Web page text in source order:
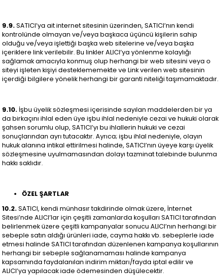
9.9.SATICI’ya ait internet sitesinin üzerinden, SATICI’nın kendi
kontrolünde olmayan ve/veya başkaca üçüncü kişilerin sahip
olduğu ve/veya işlettiği başka web sitelerine ve/veya başka
içeriklere link verilebilir. Bu linkler ALICI’ya yönlenme kolaylığı
sağlamak amacıyla konmuş olup herhangi bir web sitesini veya o
siteyi işleten kişiyi desteklememekte ve Link verilen web sitesinin
içerdiği bilgilere yönelik herhangi bir garanti niteliği taşımamaktadır.
9.10. İşbu üyelik sözleşmesi içerisinde sayılan maddelerden bir ya
da birkaçını ihlal eden üye işbu ihlal nedeniyle cezai ve hukuki olarak
şahsen sorumlu olup, SATICI’yı bu ihlallerin hukuki ve cezai
sonuçlarından ayrı tutacaktır. Ayrıca; işbu ihlal nedeniyle, olayın
hukuk alanına intikal ettirilmesi halinde, SATICI’nın üyeye karşı üyelik
sözleşmesine uyulmamasından dolayı tazminat talebinde bulunma
hakkı saklıdır.
ÖZEL ŞARTLAR
10.2.SATICI, kendi münhasır takdirinde olmak üzere, İnternet
Sitesi’nde ALICI’lar için çeşitli zamanlarda koşulları SATICI tarafından
belirlenmek üzere çeşitli kampanyalar sonucu ALICI’nın herhangi bir
sebeple satın aldığı ürünleri iade, cayma hakkı vb. sebeplerle iade
etmesi halinde SATICI tarafından düzenlenen kampanya koşullarının
herhangi bir sebeple sağlanamaması halinde kampanya
kapsamında faydalanılan indirim miktarı/fayda iptal edilir ve
ALICI’ya yapılacak iade ödemesinden düşülecektir.